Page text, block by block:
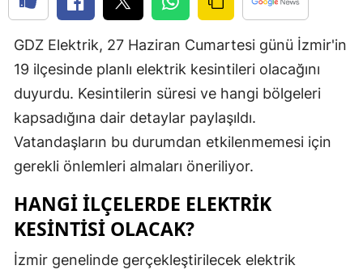
Çankırı
Çorum
Denizli
Edirne
GDZ Elektrik, 27 Haziran Cumartesi günü İzmir'in
19 ilçesinde planlı elektrik kesintileri olacağını
duyurdu. Kesintilerin süresi ve hangi bölgeleri
kapsadığına dair detaylar paylaşıldı.
Vatandaşların bu durumdan etkilenmemesi için
gerekli önlemleri almaları öneriliyor.
HANGI İLÇELERDE ELEKTRIK
KESINTISI OLACAK?
İzmir genelinde gerçekleştirilecek elektrik